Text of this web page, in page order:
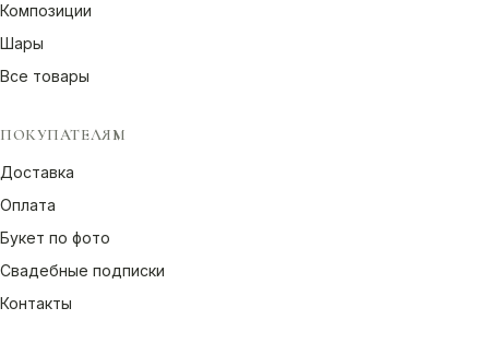
Композиции
Шары
Все товары
ПОКУПАТЕЛЯМ
Доставка
Оплата
Букет по фото
Свадебные подписки
Контакты